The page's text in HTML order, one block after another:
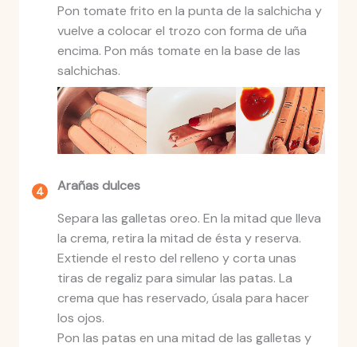
Pon tomate frito en la punta de la salchicha y
vuelve a colocar el trozo con forma de uña
encima. Pon más tomate en la base de las
salchichas.
Arañas dulces
Separa las galletas oreo. En la mitad que lleva
la crema, retira la mitad de ésta y reserva.
Extiende el resto del relleno y corta unas
tiras de regaliz para simular las patas. La
crema que has reservado, úsala para hacer
los ojos.
Pon las patas en una mitad de las galletas y